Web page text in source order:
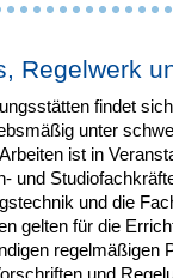
Regelwerk
findet
unter
ist in
und
und die
gelten für die
regelmäßigen
und